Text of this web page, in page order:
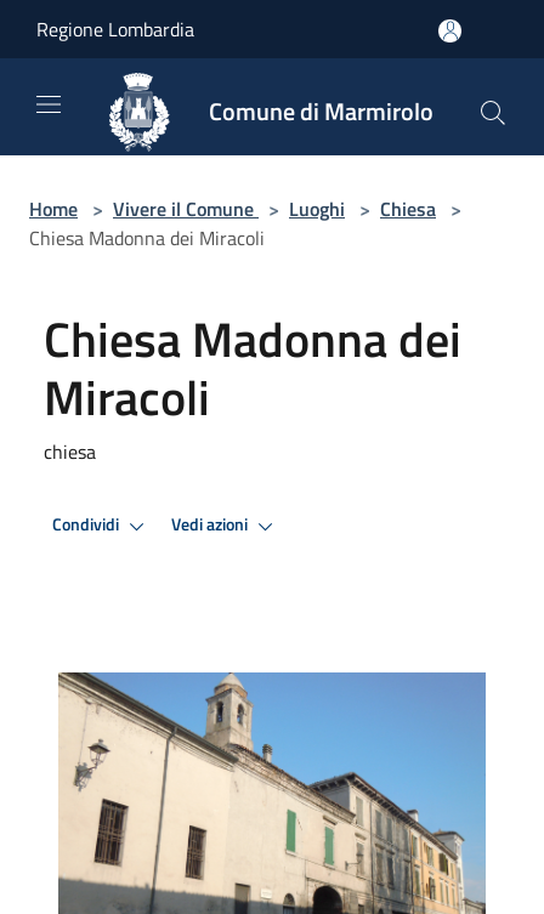
Regione Lombardia
Comune di Marmirolo
Home > Vivere il Comune > Luoghi > Chiesa >
Chiesa Madonna dei Miracoli
Chiesa Madonna dei
Miracoli
chiesa
Condividi Vedi azioni